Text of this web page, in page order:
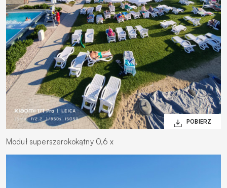
Moduł superszerokokątny 0,6 x